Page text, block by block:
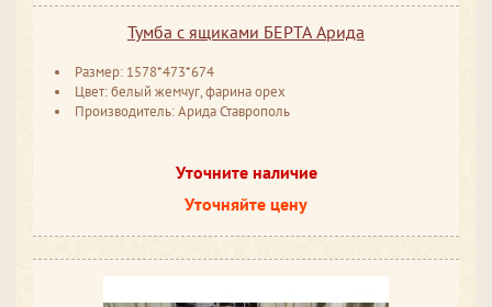
Тумба с ящиками БЕРТА Арида
Размер: 1578*473*674
Цвет: белый жемчуг, фарина орех
Производитель: Арида Ставрополь
Уточните наличие
Уточняйте цену